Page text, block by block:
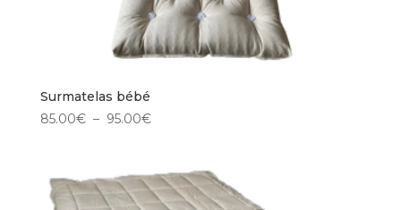
Surmatelas bébé
85.00€ – 95.00€Plage
85.00€
à